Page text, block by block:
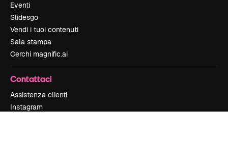
Eventi
Slidesgo
Vendi i tuoi contenuti
Sala stampa
Cerchi magnific.ai
Contattaci
Assistenza clienti
Instagram